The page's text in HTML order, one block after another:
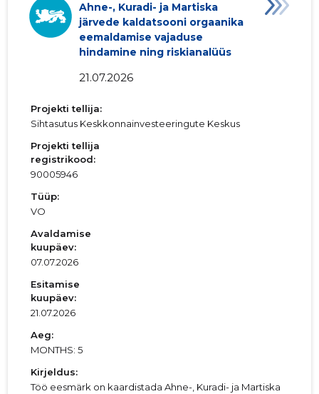
Ahne-, Kuradi- ja Martiska
järvede kaldatsooni orgaanika
eemaldamise vajaduse
hindamine ning riskianalüüs
21.07.2026
Projekti tellija:
Sihtasutus Keskkonnainvesteeringute Keskus
Projekti tellija
registrikood:
90005946
Tüüp:
VO
Avaldamise
kuupäev:
07.07.2026
Esitamise
kuupäev:
21.07.2026
Aeg:
MONTHS: 5
Kirjeldus:
Töö eesmärk on kaardistada Ahne-, Kuradi- ja Martiska